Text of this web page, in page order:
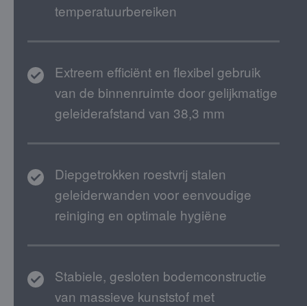
temperatuurbereiken
Extreem efficiënt en flexibel gebruik
van de binnenruimte door gelijkmatige
geleiderafstand van 38,3 mm
Diepgetrokken roestvrij stalen
geleiderwanden voor eenvoudige
reiniging en optimale hygiëne
Stabiele, gesloten bodemconstructie
van massieve kunststof met